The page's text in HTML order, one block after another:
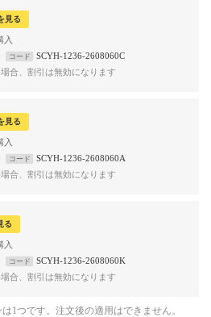
見る
コード
SCYH-1236-2608060C
合、割引は無効になります
見る
コード
SCYH-1236-2608060A
合、割引は無効になります
る
コード
SCYH-1236-2608060K
合、割引は無効になります
1つです。注文後の適用はできません。